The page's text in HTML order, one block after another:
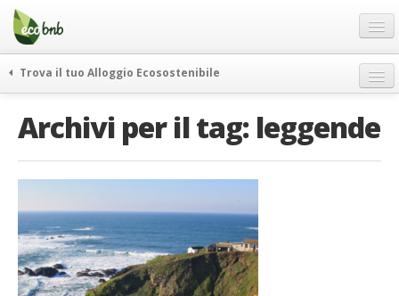
Menu
Salta
contenuto
Offerte Speciali
Regali
FAQ
Partner
Contatti
Italiano
Trova il tuo Alloggio Ecosostenibile
itinerari
vivere e viaggiare verde
news ed eventi
ecohotel
rassegna stampa
Archivi per il tag: leggende